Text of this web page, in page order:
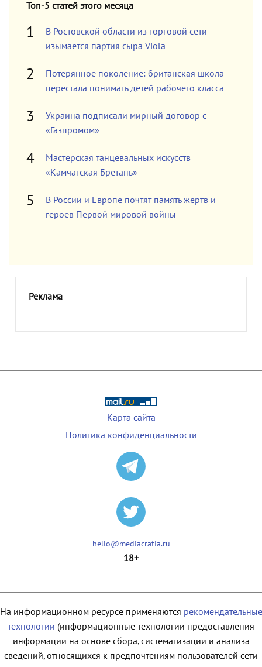
Топ-5 статей этого месяца
В Ростовской области из торговой сети
изымается партия сыра Viola
Потерянное поколение: британская школа
перестала понимать детей рабочего класса
Украина подписали мирный договор с
«Газпромом»
Мастерская танцевальных искусств
«Камчатская Бретань»
В России и Европе почтят память жертв и
героев Первой мировой войны
Реклама
Карта сайта
Политика конфиденциальности
hello@mediacratia.ru
18+
На информационном ресурсе применяются рекомендательные
технологии (информационные технологии предоставления
информации на основе сбора, систематизации и анализа
сведений, относящихся к предпочтениям пользователей сети